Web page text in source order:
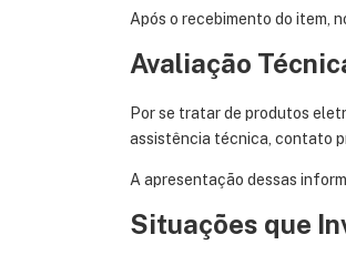
Após o recebimento do item,
Avaliação
Por se tratar de produtos
assistência técnica, contato
A apresentação dessas
Situações que